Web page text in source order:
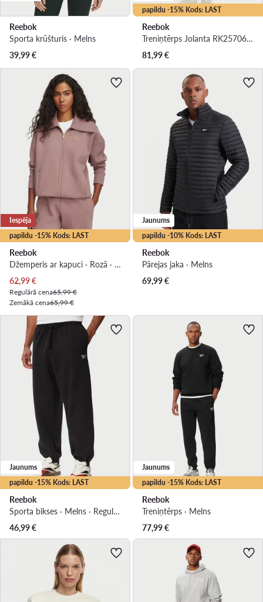
Reebok
Sporta krūšturis · Melns
39,99€
papildu -15% Kods: LAST
Reebok
Treniņtērps Jolanta RK25706CCW Brūns Regular Fit
81,99€
papildu -15% Kods: LAST
Iespēja
Reebok
Džemperis ar kapuci · Rozā · Regular Fit
Pašreizējā cena
62,99€
Regulārā cena65,99 €
Zemākā cena65,99 €
papildu -10% Kods: LAST
Jaunums
Reebok
Pārejas jaka · Melns
69,99€
papildu -15% Kods: LAST
Jaunums
Reebok
Sporta bikses · Melns · Regular Fit
46,99€
papildu -15% Kods: LAST
Jaunums
Reebok
Treniņtērps · Melns
77,99€